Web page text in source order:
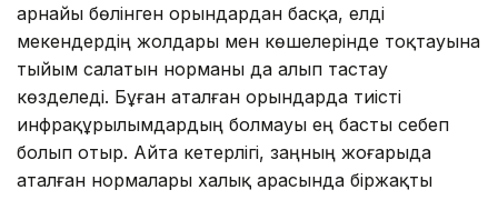
арнайы бөлінген орындардан басқа, елді
мекендердің жолдары мен көшелерінде тоқтауына
тыйым салатын норманы да алып тастау
көзделеді. Бұған аталған орындарда тиісті
инфрақұрылымдардың болмауы ең басты себеп
болып отыр. Айта кетерлігі, заңның жоғарыда
аталған нормалары халық арасында біржақты